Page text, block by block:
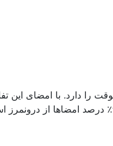
را دارد. با امضای این
کنید. امضای شما میتواند با اسم مستعار نیز باشد. بداخل پتیشین بروید و درخواستنامه را امضا